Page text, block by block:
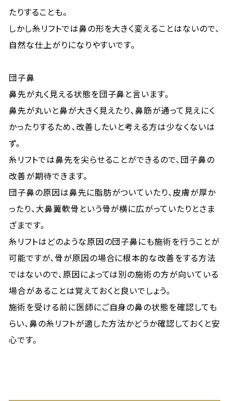
たりすることも。
しかし糸リフトでは鼻の形を大きく変えることはないので、
自然な仕上がりになりやすいです。
団子鼻
鼻先が丸く見える状態を団子鼻と言います。
鼻先が丸いと鼻が大きく見えたり、鼻筋が通って見えにく
かったりするため、改善したいと考える方は少なくないは
ず。
糸リフトでは鼻先を尖らせることができるので、団子鼻の
改善が期待できます。
団子鼻の原因は鼻先に脂肪がついていたり、皮膚が厚か
ったり、大鼻翼軟骨という骨が横に広がっていたりとさま
ざまです。
糸リフトはどのような原因の団子鼻にも施術を行うことが
可能ですが、骨が原因の場合に根本的な改善をする方法
ではないので、原因によっては別の施術の方が向いている
場合があることは覚えておくと良いでしょう。
施術を受ける前に医師にご自身の鼻の状態を確認しても
らい、鼻の糸リフトが適した方法かどうか確認しておくと安
心です。